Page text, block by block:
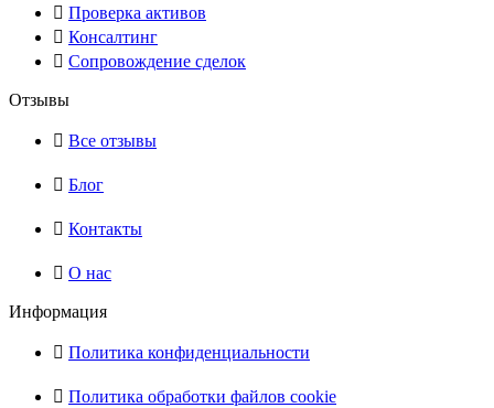
Проверка активов
Консалтинг
Сопровождение сделок
Отзывы
Все отзывы
Блог
Контакты
О нас
Информация
Политика конфиденциальности
Политика обработки файлов cookie